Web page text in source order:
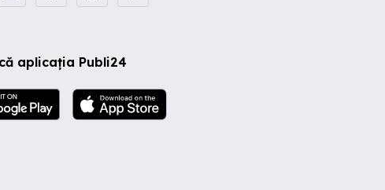
aplicația Publi24